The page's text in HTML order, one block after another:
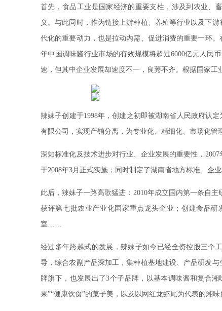
首先，食品工业是国家经济的重要支柱，涉及到农业、
义。与此同时，作为链接上游种植、养殖等行业以及下
代化的重要动力，也是拉动内需、促进消费的重要一环
年中国调味酱行业市场的有效规模将超过6000亿元人民
速，但其中企业发展却速度不一，良莠不齐。根据国家工
辣妹子创建于1998年，创建之初即被湖南省人民政府认
有限公司，实现产销分离，为专业化、精细化、市场化管
深知标准化及技术进步对行业、企业发展的重要性，
于2008年3月正式实施；同时制定了湖南省地方标准、企
此后，辣妹子一路高歌猛进：2010年成立国内第一条自
获评第七批农业产业化国家重点龙头企业；创建食品
室……
经过多年跨越式的发展，辣妹子如今已经全资控股三个
导，综合农副产品深加工，集种植基地建设、产品研发
牌旗下，也发展出了3个子品牌，以基本调味酱和复合
果”“健康饮食”的菓子美，以及以网红龙虾尾为代表的湘味